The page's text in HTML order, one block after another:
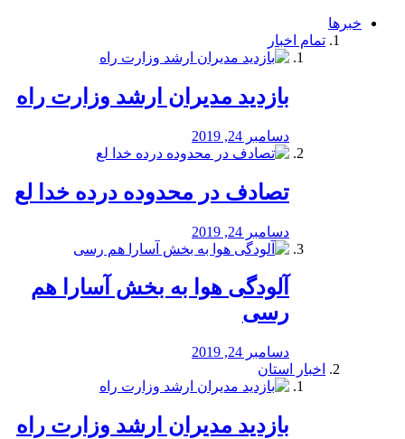
خبرها
تمام اخبار
بازدید مدیران ارشد وزارت راه
دسامبر 24, 2019
تصادف در محدوده درده خدا لع
دسامبر 24, 2019
آلودگی هوا به بخش آسارا هم
رسی
دسامبر 24, 2019
اخبار استان
بازدید مدیران ارشد وزارت راه